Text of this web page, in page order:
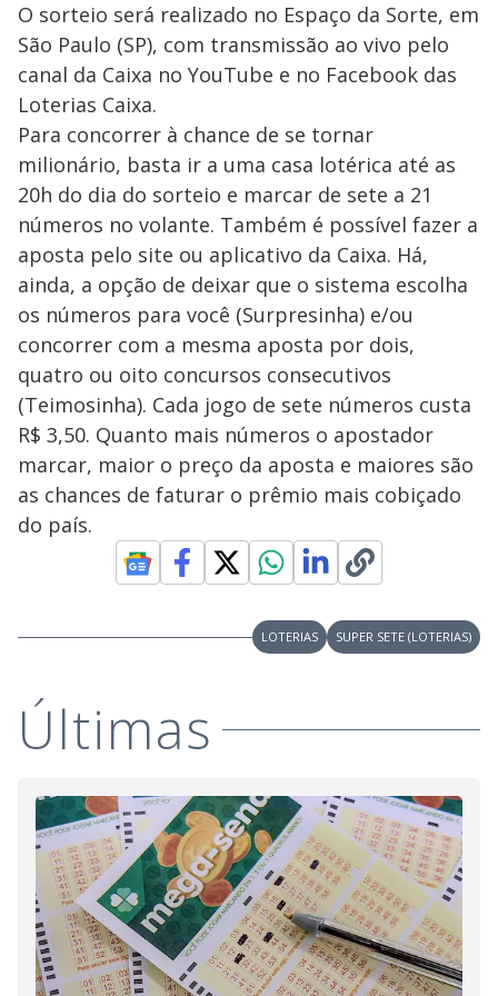
O sorteio será realizado no Espaço da Sorte, em
São Paulo (SP), com transmissão ao vivo pelo
canal da Caixa no YouTube e no Facebook das
Loterias Caixa.
Para concorrer à chance de se tornar
milionário, basta ir a uma casa lotérica até as
20h do dia do sorteio e marcar de sete a 21
números no volante. Também é possível fazer a
aposta pelo site ou aplicativo da Caixa. Há,
ainda, a opção de deixar que o sistema escolha
os números para você (Surpresinha) e/ou
concorrer com a mesma aposta por dois,
quatro ou oito concursos consecutivos
(Teimosinha). Cada jogo de sete números custa
R$ 3,50. Quanto mais números o apostador
marcar, maior o preço da aposta e maiores são
as chances de faturar o prêmio mais cobiçado
do país.
LOTERIAS SUPER SETE (LOTERIAS)
Últimas